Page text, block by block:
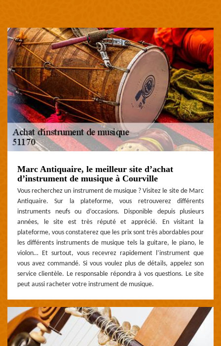
Marc Antiquaire, le meilleur site d’achat
d’instrument de musique à Courville
Vous recherchez un instrument de musique ? Visitez le site de Marc
Antiquaire. Sur la plateforme, vous retrouverez différents
instruments neufs ou d’occasions. Disponible depuis plusieurs
années, le site est très réputé et apprécié. En visitant la
plateforme, vous constaterez que les prix sont très abordables pour
les différents instruments de musique tels la guitare, le piano, le
violon… Et surtout, vous recevrez rapidement l’instrument que
vous avez commandé. Si vous voulez plus de détails, appelez son
service clientèle. Le responsable répondra à vos questions. Le site
peut aussi racheter votre instrument de musique.